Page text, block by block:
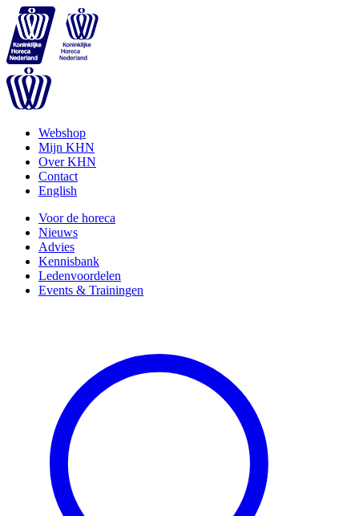
Webshop
Mijn KHN
Over KHN
Contact
English
Voor de horeca
Nieuws
Advies
Kennisbank
Ledenvoordelen
Events & Trainingen